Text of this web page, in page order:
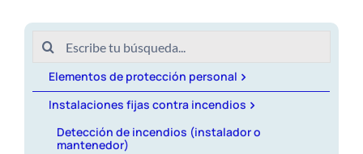
Registro IFCI
Socios
Buscar:
Elementos de protección personal
Instalaciones fijas contra incendios
Detección de incendios (instalador o
mantenedor)